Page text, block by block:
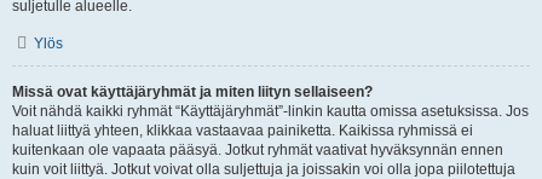
suljetulle alueelle.
Ylös
Missä ovat käyttäjäryhmät ja miten liityn sellaiseen?
Voit nähdä kaikki ryhmät “Käyttäjäryhmät”-linkin kautta omissa asetuksissa. Jos
haluat liittyä yhteen, klikkaa vastaavaa painiketta. Kaikissa ryhmissä ei
kuitenkaan ole vapaata pääsyä. Jotkut ryhmät vaativat hyväksynnän ennen
kuin voit liittyä. Jotkut voivat olla suljettuja ja joissakin voi olla jopa piilotettuja